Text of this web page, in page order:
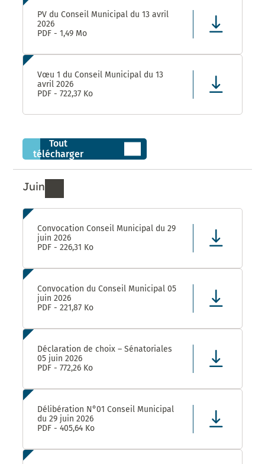
PV du Conseil Municipal du 13 avril
2026
PDF - 1,49 Mo
Vœu 1 du Conseil Municipal du 13
avril 2026
PDF - 722,37 Ko
Tout
télécharger
Juin
Ressources de Juin 2026
Convocation Conseil Municipal du 29
juin 2026
PDF - 226,31 Ko
Convocation du Conseil Municipal 05
juin 2026
PDF - 221,87 Ko
Déclaration de choix – Sénatoriales
05 juin 2026
PDF - 772,26 Ko
Délibération N°01 Conseil Municipal
du 29 juin 2026
PDF - 405,64 Ko